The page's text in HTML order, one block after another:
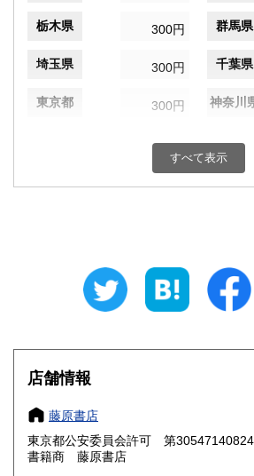
栃木県 300円 群馬県
埼玉県 300円 千葉県
東京都 300円 神奈川
300円 富山県
300円 三重県
大阪府
奈良県
鳥取県 300円 島根県
すべて表示
店舗情報
藤原書店
東京都公安委員会許可 第
書籍商 藤原書店